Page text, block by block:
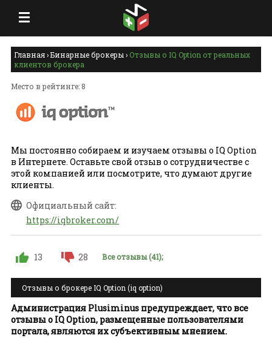
Главная›Бинарные брокеры › Отзывы о IQ Option от реальных
клиентов брокера
Место в рейтинге: 8
Мы постоянно собираем и изучаем отзывы о IQ Option
в Интернете. Оставьте свой отзыв о сотрудничестве с
этой компанией или посмотрите, что думают другие
клиенты.
Официальный сайт:
https://iqbroker.com/
13 28 Все отзывы (41);
Отзывы о брокере IQ Option (iq option)
Администрация Plusiminus предупреждает, что все
отзывы о IQ Option, размещенные пользователями
портала, являются их субъективным мнением.